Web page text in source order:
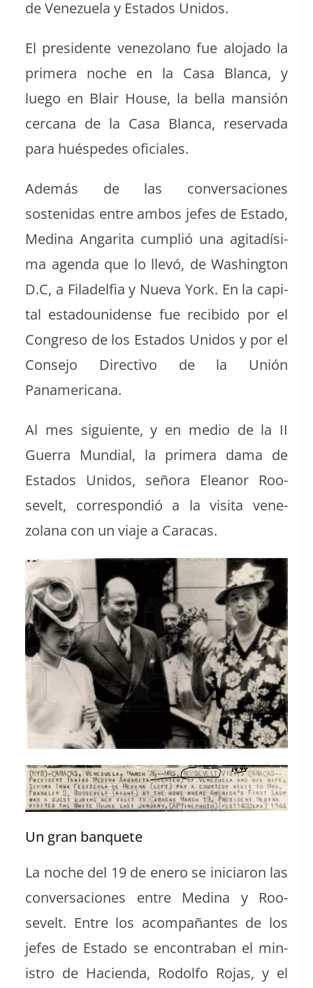
de Venezuela y Esta­dos Unidos.
El pres­i­dente vene­zolano fue alo­ja­do la
primera noche en la Casa Blan­ca, y
luego en Blair House, la bel­la man­sión
cer­cana de la Casa Blan­ca, reser­va­da
para hués­pedes oficiales.
Además de las con­ver­sa­ciones
sostenidas entre ambos jefes de Esta­do,
Med­i­na Angari­ta cumplió una agi­tadísi­
ma agen­da que lo llevó, de Wash­ing­ton
D.C, a Filadelfia y Nue­va York. En la cap­i­
tal esta­dounidense fue recibido por el
Con­gre­so de los Esta­dos Unidos y por el
Con­se­jo Direc­ti­vo de la Unión
Panamericana.
Al mes sigu­iente, y en medio de la II
Guer­ra Mundi­al, la primera dama de
Esta­dos Unidos, seño­ra Eleanor Roo­
sevelt, cor­re­spondió a la visi­ta vene­
zolana con un via­je a Caracas.
Un gran banquete
La noche del 19 de enero se ini­cia­ron las
con­ver­sa­ciones entre Med­i­na y Roo­
sevelt. Entre los acom­pañantes de los
jefes de Esta­do se encon­tra­ban el min­
istro de Hacien­da, Rodol­fo Rojas, y el